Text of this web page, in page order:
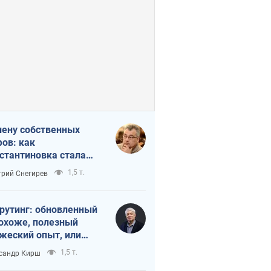
собственных
как
стала
идеологической
для российских
Снегирев 1,5 т.
обновленный
полезный
опыт, или
трусости
Кирш 1,5 т.